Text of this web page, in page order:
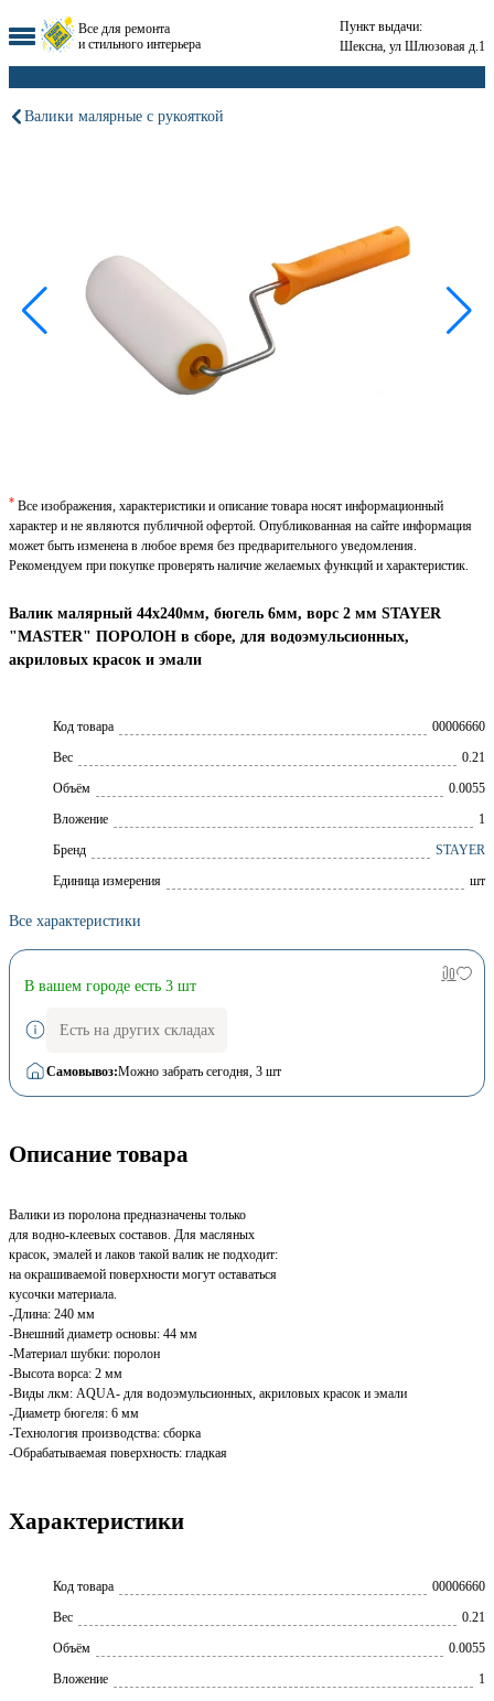
Все для ремонта
и стильного интерьера
Пункт выдачи:
Шексна, ул Шлюзовая д.1
Валики малярные с рукояткой
Валик малярный 44x240мм, бюгель 6мм, ворс 2 мм STAYER
"MASTER" ПОРОЛОН в сборе, для водоэмульсионных,
акриловых красок и эмали
Код товара
00006660
Вес
0.21
Объём
0.0055
Вложение
1
Брeнд
STAYER
Единица измерения
шт
Все характеристики
* Все изображения, характеристики и описание товара носят информационный
характер и не являются публичной офертой. Опубликованная на сайте информация
может быть изменена в любое время без предварительного уведомления.
Рекомендуем при покупке проверять наличие желаемых функций и характеристик.
В вашем городе есть 3 шт
Есть на других складах
Самовывоз:Можно забрать сегодня, 3 шт
Описание товара
Валики из поролона предназначены только
для водно-клеевых составов. Для масляных
красок, эмалей и лаков такой валик не подходит:
на окрашиваемой поверхности могут оставаться
кусочки материала.
-Длина: 240 мм
-Внешний диаметр основы: 44 мм
-Материал шубки: поролон
-Высота ворса: 2 мм
-Виды лкм: AQUA- для водоэмульсионных, акриловых красок и эмали
-Диаметр бюгеля: 6 мм
-Технология производства: сборка
-Обрабатываемая поверхность: гладкая
Характеристики
Код товара
00006660
Вес
0.21
Объём
0.0055
Вложение
1